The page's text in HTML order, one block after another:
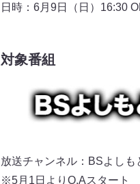
日時：6月9日（日）16:30
対象番組
放送チャンネル：BSよしも
※5月1日よりO.Aスタート